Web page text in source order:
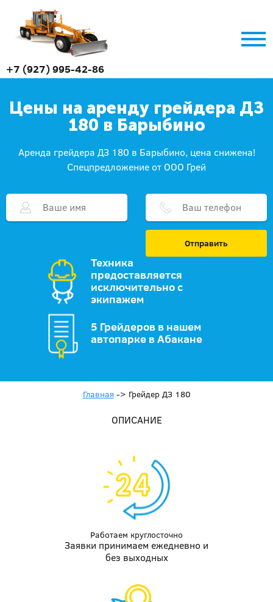
+7 (927) 995-42-86
Цены на аренду грейдера ДЗ
180 в Барыбино
Аренда грейдера ДЗ 180 в Барыбино, цена снижена!
Спецпредложение от ООО Грей
Отправить
Техника
предоставляется
исключительно с
экипажем
5 Грейдеров в нашем
автопарке в Абакане
Главная -> Грейдер ДЗ 180
ОПИСАНИЕ
Работаем круглосточно
Заявки принимаем ежедневно и
без выходных